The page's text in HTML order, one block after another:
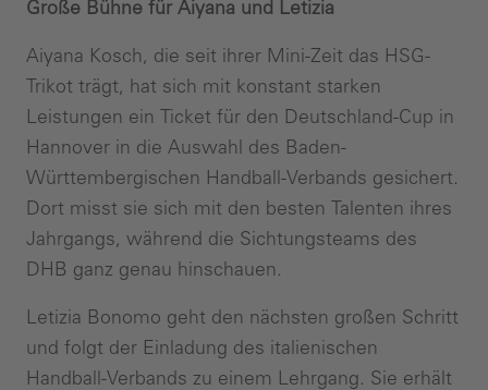
Große Bühne für Aiyana und Letizia
Aiyana Kosch, die seit ihrer Mini-Zeit das HSG-
Trikot trägt, hat sich mit konstant starken
Leistungen ein Ticket für den Deutschland-Cup in
Hannover in die Auswahl des Baden-
Württembergischen Handball-Verbands gesichert.
Dort misst sie sich mit den besten Talenten ihres
Jahrgangs, während die Sichtungsteams des
DHB ganz genau hinschauen.
Letizia Bonomo geht den nächsten großen Schritt
und folgt der Einladung des italienischen
Handball-Verbands zu einem Lehrgang. Sie erhält